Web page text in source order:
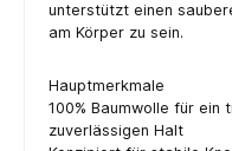
unterstützt einen
am Körper zu sein.
Hauptmerkmale
100% Baumwolle für ein
zuverlässigen Halt